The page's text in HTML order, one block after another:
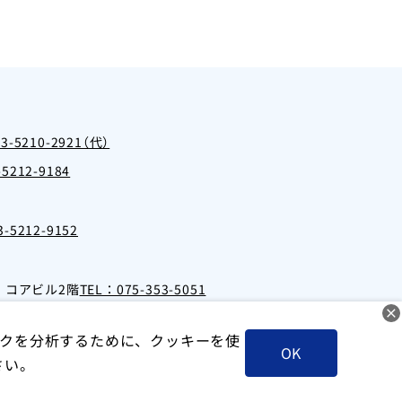
5210-2921（代）
9184
5212-9152
コアビル2階TEL：075-353-5051
情報保護方針 お問い合わせ
を分析するために、クッキーを使
。
OK